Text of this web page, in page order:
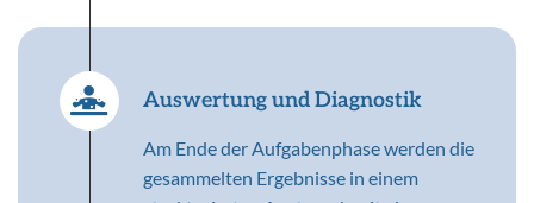
Auswertung und Diagnostik
Am Ende der Aufgabenphase werden die
gesammelten Ergebnisse in einem